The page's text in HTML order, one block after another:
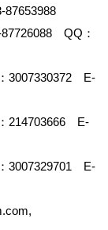
87653988
QQ：
3007330372 E-
214703666 E-
3007329701 E-
,